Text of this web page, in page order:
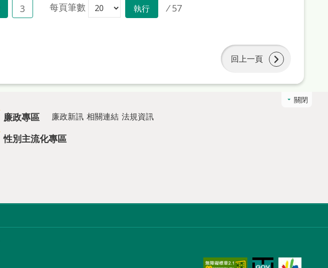
3 每頁筆數 執行 / 57
回上一頁
關閉
廉政專區 廉政新訊 相關連結 法規資訊
性別主流化專區